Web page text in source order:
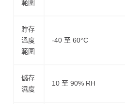
範圍
貯存
溫度
範圍
-40 至 60°C
儲存
濕度
10 至 90% RH